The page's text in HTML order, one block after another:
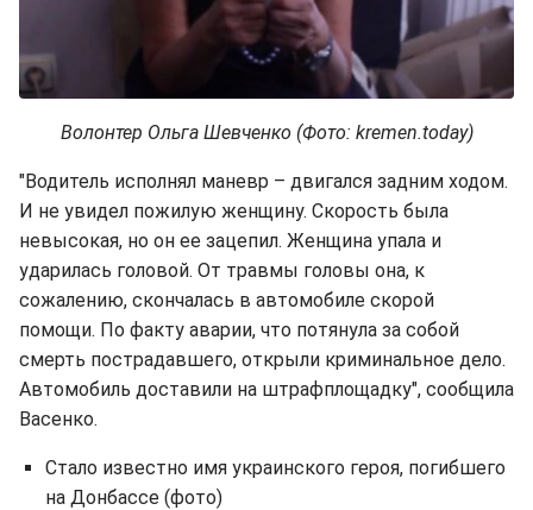
Волонтер Ольга Шевченко (Фото: kremen.today)
"Водитель исполнял маневр – двигался задним ходом.
И не увидел пожилую женщину. Скорость была
невысокая, но он ее зацепил. Женщина упала и
ударилась головой. От травмы головы она, к
сожалению, скончалась в автомобиле скорой
помощи. По факту аварии, что потянула за собой
смерть пострадавшего, открыли криминальное дело.
Автомобиль доставили на штрафплощадку", сообщила
Васенко.
Стало известно имя украинского героя, погибшего
на Донбассе (фото)